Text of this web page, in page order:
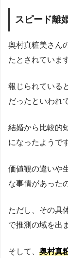
スピード離
奥村真粧美さん
たとされていま
報じられている
だったといわれ
結婚から比較的
になったようで
価値観の違いや
な事情があった
ただし、その具
で推測の域を出
そして、 奥村真